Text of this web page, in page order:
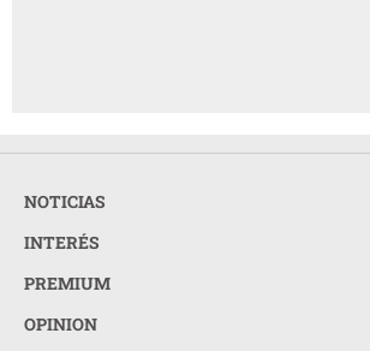
NOTICIAS
INTERÉS
PREMIUM
OPINION